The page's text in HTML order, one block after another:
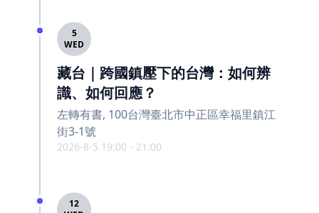
5
WED
藏台｜跨國鎮壓下的台灣：如何辨
識、如何回應？
左轉有書, 100台灣臺北市中正區幸福里鎮江
街3-1號
2026-8-5 19:00 - 21:00
12